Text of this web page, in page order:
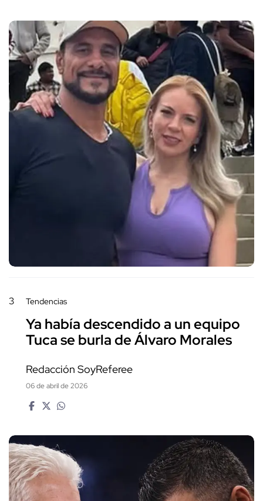
3 Tendencias
Ya había descendido a un equipo
Tuca se burla de Álvaro Morales
Redacción SoyReferee
06 de abril de 2026